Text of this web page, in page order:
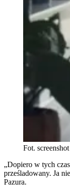
Fot.
„Dopiero w tych
prześladowany. Ja
Pazura.